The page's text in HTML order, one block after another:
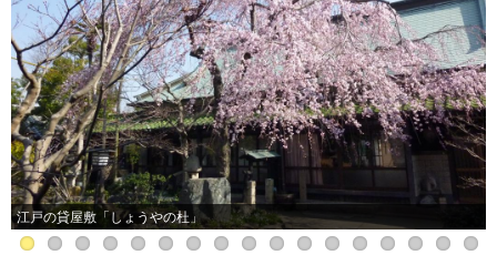
江戸の貸屋敷「しょうやの杜」